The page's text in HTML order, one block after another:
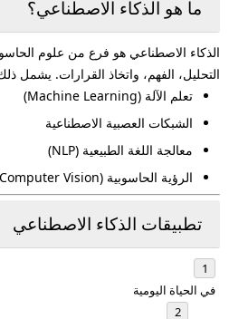
ما هو الذكاء الاصطناعي؟
الذكاء الاصطناعي هو فرع من علوم
التحليل، الفهم، واتخاذ القرارات. يشمل
تعلم الآلة (Machine Learning)
الشبكات العصبية الاصطناعية
معالجة اللغة الطبيعية (NLP)
الرؤية الحاسوبية (Computer Vision)
تطبيقات الذكاء الاصطناعي
في الحياة اليومية